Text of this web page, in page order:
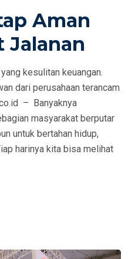
Aman
Jalanan
kesulitan keuangan.
dari perusahaan terancam
– Banyaknya
masyarakat berputar
untuk bertahan hidup,
harinya kita bisa melihat